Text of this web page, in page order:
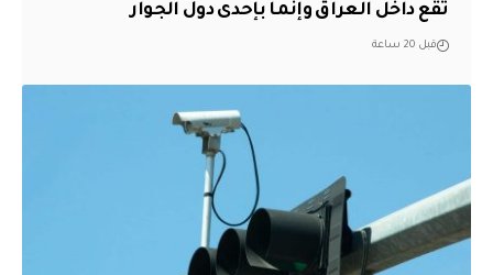
تقع داخل العراق وإنما بإحدى دول الجوار
قبل 20 ساعة